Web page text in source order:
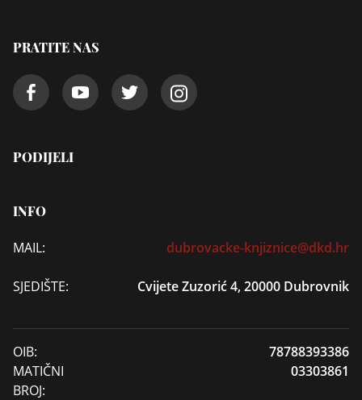
PRATITE NAS
PODIJELI
INFO
MAIL: dubrovacke-knjiznice@dkd.hr
SJEDIŠTE: Cvijete Zuzorić 4, 20000 Dubrovnik
OIB:
78788393386
MATIČNI
BROJ:
03303861